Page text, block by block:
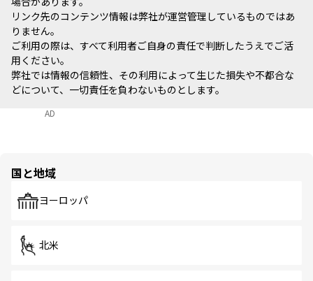
リンク先のコンテンツ情報は弊社が運営管理しているものではあ
りません。
ご利用の際は、すべて利用者ご自身の責任で判断したうえでご活
用ください。
弊社では情報の信頼性、その利用によって生じた損失や不都合な
どについて、一切責任を負わないものとします。
AD
国と地域
ヨーロッパ
北米